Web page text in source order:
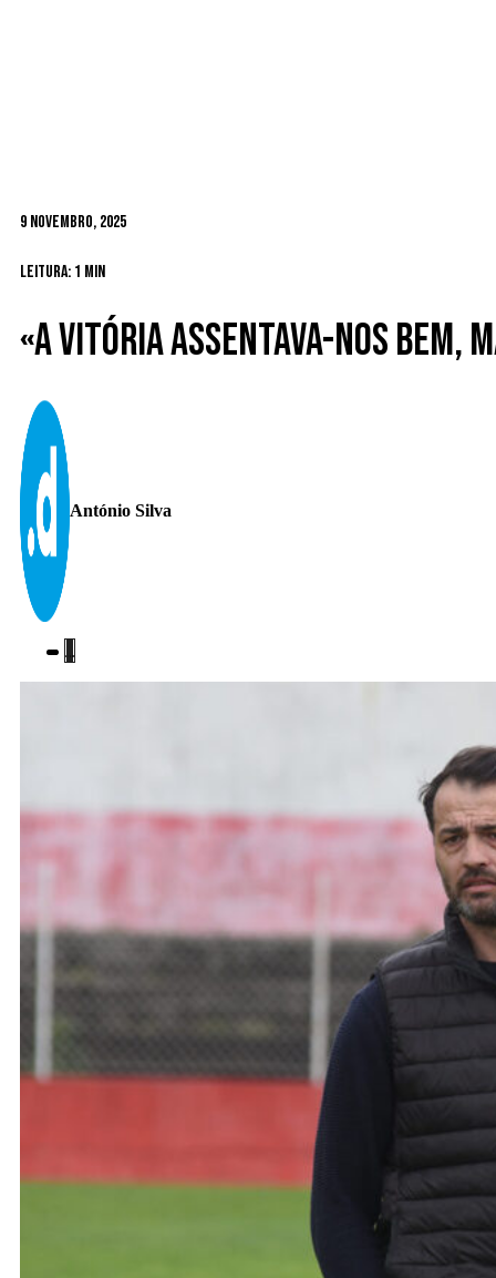
9 Novembro, 2025
Leitura: 1 min
«A vitória assentava-nos bem,
António Silva